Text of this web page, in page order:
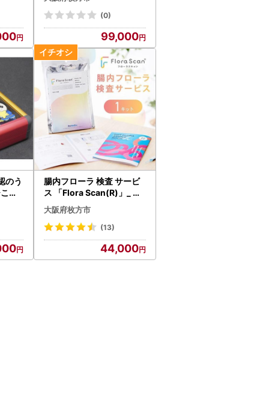
62346】
(0)
99,000
のう
ぼ
腸内フローラ 検査 サービ
ス 「Flora Scan(R)」_ 腸
内フローラ フローラ 検査
キット 腸内環境 Flora Sca
n 検査サービス 健康 簡単
便利 プリメディカ 人気 お
すすめ 送料無料 _【13024
36】
大阪府枚方市
(13)
44,000